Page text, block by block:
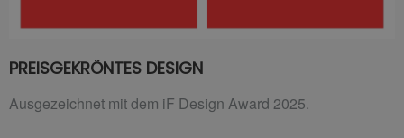
PREISGEKRÖNTES DESIGN
Ausgezeichnet mit dem iF Design Award 2025.